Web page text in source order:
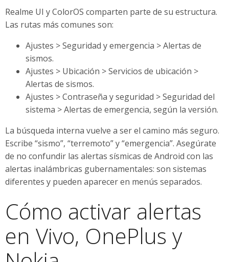
Realme UI y ColorOS comparten parte de su estructura.
Las rutas más comunes son:
Ajustes > Seguridad y emergencia > Alertas de
sismos.
Ajustes > Ubicación > Servicios de ubicación >
Alertas de sismos.
Ajustes > Contraseña y seguridad > Seguridad del
sistema > Alertas de emergencia, según la versión.
La búsqueda interna vuelve a ser el camino más seguro.
Escribe “sismo”, “terremoto” y “emergencia”. Asegúrate
de no confundir las alertas sísmicas de Android con las
alertas inalámbricas gubernamentales: son sistemas
diferentes y pueden aparecer en menús separados.
Cómo activar alertas
en Vivo, OnePlus y